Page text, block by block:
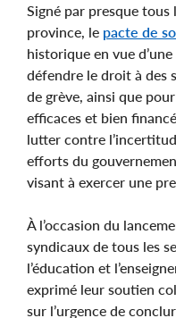
Signé par presque tous
province, le pacte de
historique en vue
défendre le droit à des
de grève, ainsi que
efficaces et bien
lutter contre
efforts du
visant à exercer une
À l’occasion du
syndicaux de tous les
l’éducation et
exprimé leur soutien
sur l’urgence de